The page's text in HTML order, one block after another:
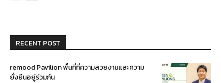
RECENT POST
remood Pavilion พื้นที่ที่ความสวยงามและความ
ยั่งยืนอยู่ร่วมกัน